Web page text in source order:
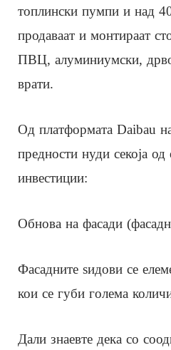
топлински пумпи и над
продаваат и монтираат
ПВЦ, алуминиумски,
врати.
Од платформата Daibau
предности нуди секоја од
инвестиции:
Обнова на фасади
Фасадните ѕидови се
кои се губи голема
Дали знаевте дека со